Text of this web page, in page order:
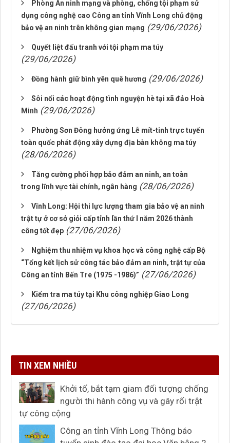
Phòng An ninh mạng và phòng, chống tội phạm sử
dụng công nghệ cao Công an tỉnh Vĩnh Long chủ động
bảo vệ an ninh trên không gian mạng (29/06/2026)
Quyết liệt đấu tranh với tội phạm ma túy
(29/06/2026)
Đồng hành giữ bình yên quê hương (29/06/2026)
Sôi nổi các hoạt động tình nguyện hè tại xã đảo Hoà
Minh (29/06/2026)
Phường Sơn Đông hưởng ứng Lễ mít-tinh trực tuyến
toàn quốc phát động xây dựng địa bàn không ma túy
(28/06/2026)
Tăng cường phối hợp bảo đảm an ninh, an toàn
trong lĩnh vực tài chính, ngân hàng (28/06/2026)
Vĩnh Long: Hội thi lực lượng tham gia bảo vệ an ninh
trật tự ở cơ sở giỏi cấp tỉnh lần thứ I năm 2026 thành
công tốt đẹp (27/06/2026)
Nghiệm thu nhiệm vụ khoa học và công nghệ cấp Bộ
“Tổng kết lịch sử công tác bảo đảm an ninh, trật tự của
Công an tỉnh Bến Tre (1975 -1986)” (27/06/2026)
Kiểm tra ma túy tại Khu công nghiệp Giao Long
(27/06/2026)
TIN XEM NHIỀU
Khởi tố, bắt tạm giam đối tượng chống
người thi hành công vụ và gây rối trật
tự công cộng
Công an tỉnh Vĩnh Long Thông báo